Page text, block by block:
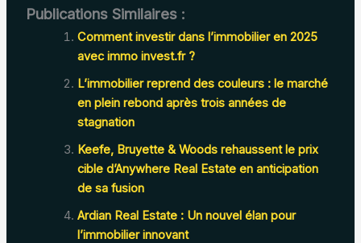
Publications Similaires :
Comment investir dans l’immobilier en 2025
avec immo invest.fr ?
L’immobilier reprend des couleurs : le marché
en plein rebond après trois années de
stagnation
Keefe, Bruyette & Woods rehaussent le prix
cible d’Anywhere Real Estate en anticipation
de sa fusion
Ardian Real Estate : Un nouvel élan pour
l’immobilier innovant